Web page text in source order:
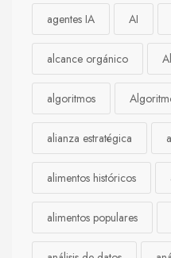
agentes IA AI
alcance orgánico
algoritmos
alianza estratégica
alimentos históricos
alimentos populares